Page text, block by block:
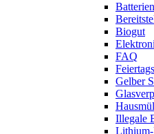
Batterien
Biogut
FAQ
Gelber
Illegale